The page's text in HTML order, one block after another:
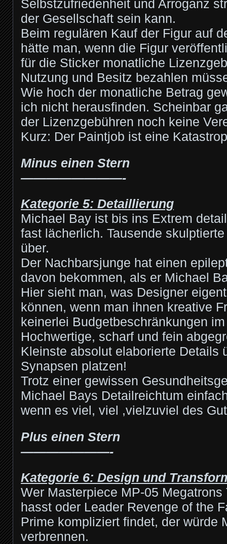
Selbstzufriedenheit und Arroganz
der Gesellschaft sein kann.
Beim regulären Kauf der Figur auf
hätte man, wenn die Figur
für die Sticker monatliche
Nutzung und Besitz bezahlen
Wie hoch der monatliche Betrag
ich nicht herausfinden. Scheinbar
der Lizenzgebühren noch keine
Kurz: Der Paintjob ist eine
Minus einen Stern
————————-
Kategorie 5: Detaillierung
Michael Bay ist bis ins Extrem
fast lächerlich. Tausende
über.
Der Nachbarsjunge hat einen
davon bekommen, als er Michael
Hier sieht man, was Designer
können, wenn man ihnen kreative
keinerlei Budgetbeschränkungen
Hochwertige, scharf und fein
Kleinste absolut elaborierte Details
Synapsen platzen!
Trotz einer gewissen
Michael Bays Detailreichtum
wenn es viel, viel ,vielzuviel des
Plus einen Stern
———————-
Kategorie 6: Design und
Wer Masterpiece MP-05 Megatrons
hasst oder Leader Revenge of the
Prime kompliziert findet, der würde
verbrennen.